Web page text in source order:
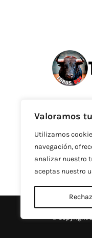
Valoramos
Utilizamos
navegación,
analizar nuestro
aceptas nuestro